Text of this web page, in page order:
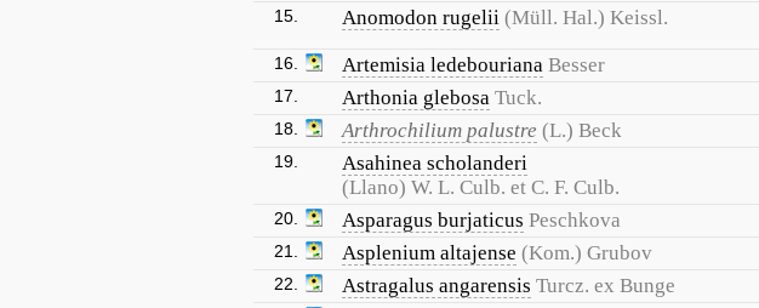
15.
Anomodon rugelii (Müll. Hal.) Keissl.
16.
Artemisia ledebouriana Besser
17.
Arthonia glebosa Tuck.
18.
Arthrochilium palustre (L.) Beck
19.
Asahinea scholanderi
(Llano) W. L. Culb. et C. F. Culb.
20. Asparagus burjaticus Peschkova
21.
Asplenium altajense (Kom.) Grubov
22.
Astragalus angarensis Turcz. ex Bunge